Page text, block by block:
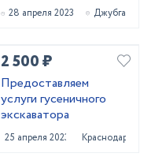
28 апреля 2023 Джубга
2 500 ₽
Предоставляем
услуги гусеничного
экскаватора
25 апреля 2023 Краснодар